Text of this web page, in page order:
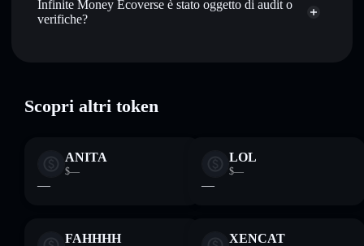
Aggregatore di privacy
imE1nbjWM9QGUzxH2WHYNjcrUqgh9tT8RFYoj9UnMj3
Infinite Money Ecoverse è stato oggetto di audit o
verifiche?
Scopri altri token
ANITA
$—
—
LOL
$—
—
FAHHHH XENCAT